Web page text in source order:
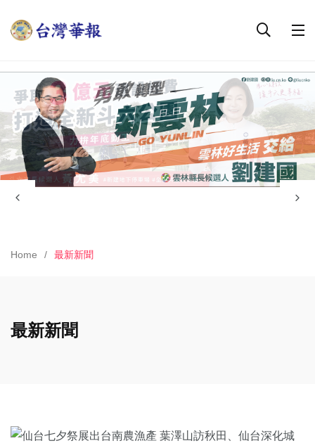
Home 最新新聞
最新新聞